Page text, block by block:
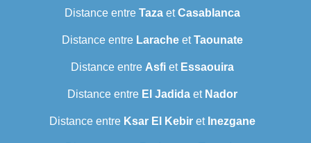
Distance entre TazaetCasablanca
Distance entre LaracheetTaounate
Distance entre Asfiet Essaouira
Distance entre El Jadidaet Nador
Distance entre Ksar El Kebiret Inezgane